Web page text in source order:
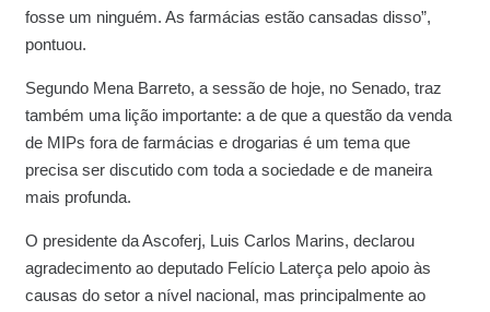
fosse um ninguém. As farmácias estão cansadas disso”,
pontuou.
Segundo Mena Barreto, a sessão de hoje, no Senado, traz
também uma lição importante: a de que a questão da venda
de MIPs fora de farmácias e drogarias é um tema que
precisa ser discutido com toda a sociedade e de maneira
mais profunda.
O presidente da Ascoferj, Luis Carlos Marins, declarou
agradecimento ao deputado Felício Laterça pelo apoio às
causas do setor a nível nacional, mas principalmente ao